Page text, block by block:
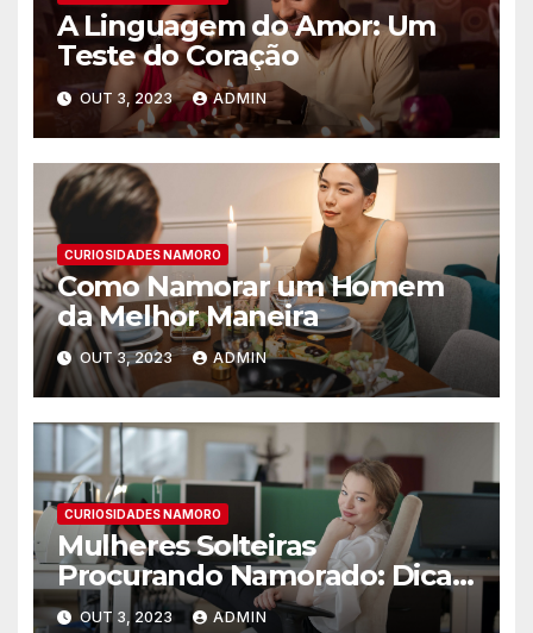
A Linguagem do Amor: Um
Teste do Coração
OUT 3, 2023 ADMIN
CURIOSIDADES NAMORO
Como Namorar um Homem
da Melhor Maneira
OUT 3, 2023 ADMIN
CURIOSIDADES NAMORO
Mulheres Solteiras
Procurando Namorado: Dicas
para Encontrar o Amor
OUT 3, 2023 ADMIN